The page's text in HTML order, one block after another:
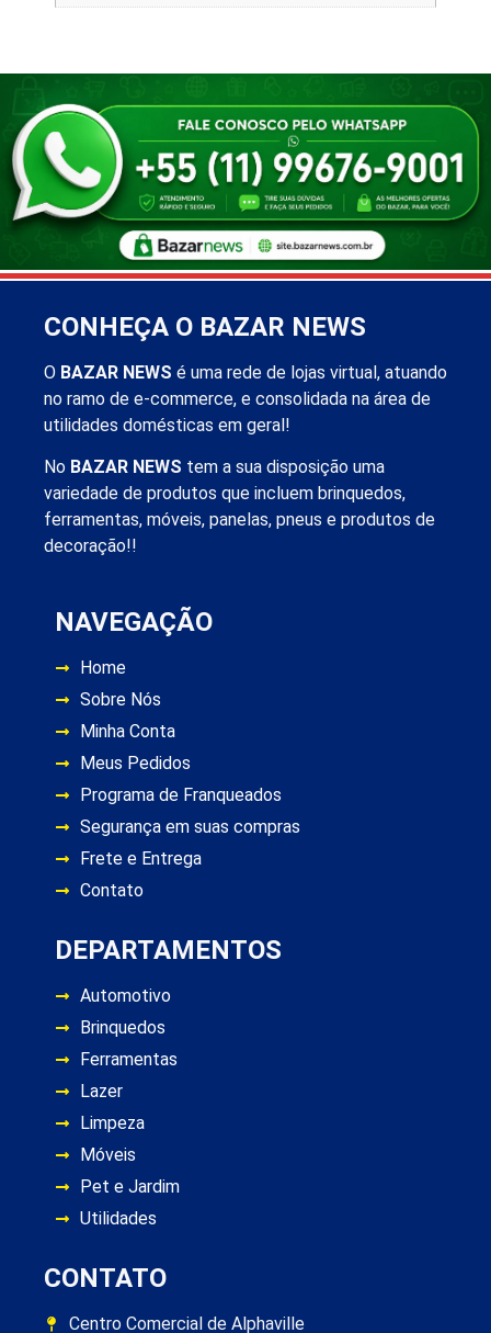
CONHEÇA O BAZAR NEWS
O BAZAR NEWS é uma rede de lojas virtual, atuando
no ramo de e-commerce, e consolidada na área de
utilidades domésticas em geral!
No BAZAR NEWS tem a sua disposição uma
variedade de produtos que incluem brinquedos,
ferramentas, móveis, panelas, pneus e produtos de
decoração!!
NAVEGAÇÃO
Home
Sobre Nós
Minha Conta
Meus Pedidos
Programa de Franqueados
Segurança em suas compras
Frete e Entrega
Contato
DEPARTAMENTOS
Automotivo
Brinquedos
Ferramentas
Lazer
Limpeza
Móveis
Pet e Jardim
Utilidades
CONTATO
Centro Comercial de Alphaville